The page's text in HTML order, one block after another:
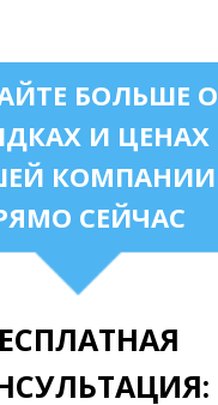
ПОД КЛЮЧ
БОЛЬШЕ О
И ЦЕНАХ
КОМПАНИИ
СЕЙЧАС